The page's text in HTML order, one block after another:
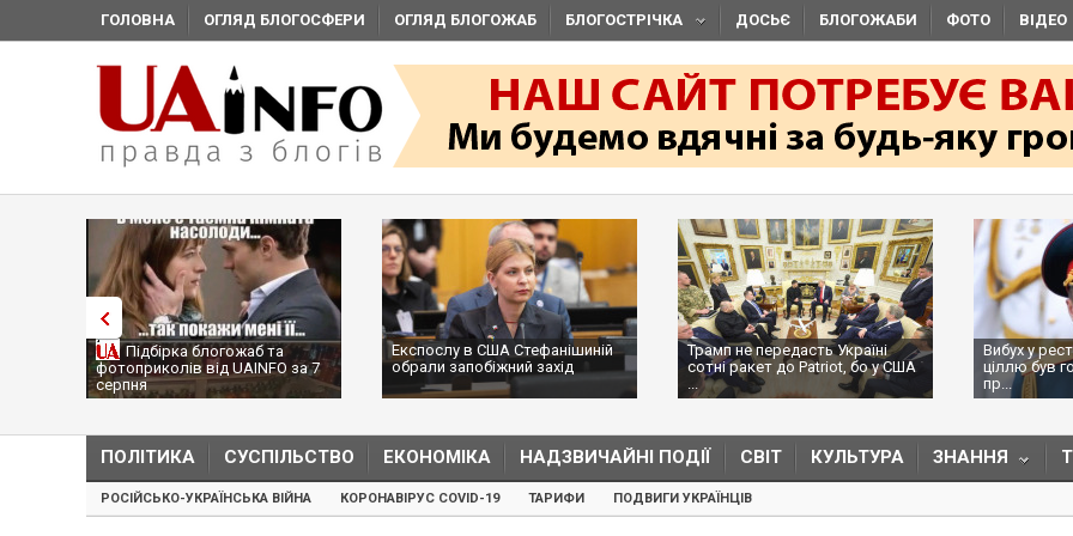
ГОЛОВНА ОГЛЯД БЛОГОСФЕРИ ОГЛЯД БЛОГОЖАБ БЛОГОСТРІЧКА ДОСЬЄ БЛОГОЖАБИ ФОТО ВІДЕО
Підбірка блогожаб та
фотоприколів від UAINFO за 7
серпня
Експослу в США Стефанішиній
обрали запобіжний захід
Трамп не передасть Україні
сотні ракет до Patriot, бо у США
...
Вибух у
ціллю був
пр...
ПОЛІТИКА СУСПІЛЬСТВО ЕКОНОМІКА НАДЗВИЧАЙНІ ПОДІЇ СВІТ КУЛЬТУРА ЗНАННЯ
РОСІЙСЬКО-УКРАЇНСЬКА ВІЙНА КОРОНАВІРУС COVID-19 ТАРИФИ ПОДВИГИ УКРАЇНЦІВ